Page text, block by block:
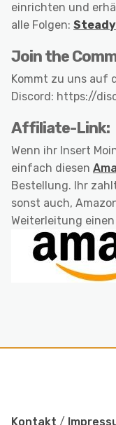
einrichten und
alle Folgen:
Join the
Kommt zu uns auf
Discord: https://
Affiliate-Link:
Wenn ihr Insert
einfach diesen
Bestellung. Ihr
sonst auch,
Weiterleitung
Kontakt /